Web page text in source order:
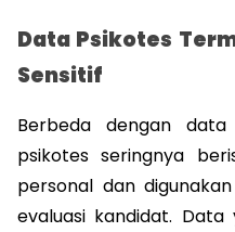
Data Psikotes
Sensitif
Berbeda dengan
psikotes seringnya
personal dan
evaluasi kandidat.